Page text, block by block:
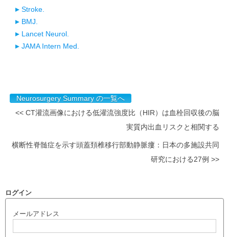
Stroke.
BMJ.
Lancet Neurol.
JAMA Intern Med.
Neurosurgery Summary の一覧へ
<< CT灌流画像における低灌流強度比（HIR）は血栓回収後の脳
実質内出血リスクと相関する
横断性脊髄症を示す頭蓋頚椎移行部動静脈瘻：日本の多施設共同
研究における27例 >>
ログイン
メールアドレス